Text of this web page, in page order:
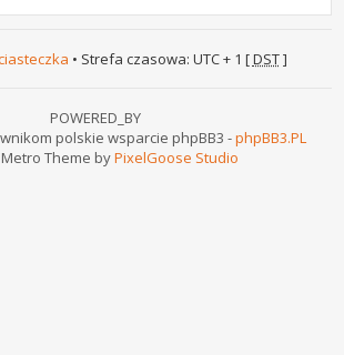
• Strefa czasowa: UTC + 1 [DST]
POWERED_BY
polskie wsparcie phpBB3 -phpBB3.PL
Theme byPixelGoose Studio